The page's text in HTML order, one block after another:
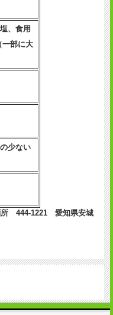
、食用
一部に大
少ない
444-1221 愛知県安城